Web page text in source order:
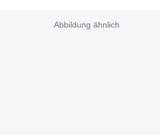
Abbildung ähnlich